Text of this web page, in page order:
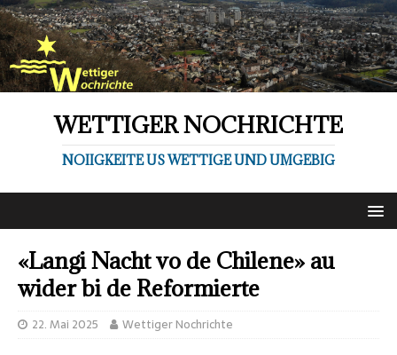
WETTIGER NOCHRICHTE
NOIIGKEITE US WETTIGE UND UMGEBIG
«Langi Nacht vo de Chilene» au
wider bi de Reformierte
22. Mai 2025 Wettiger Nochrichte